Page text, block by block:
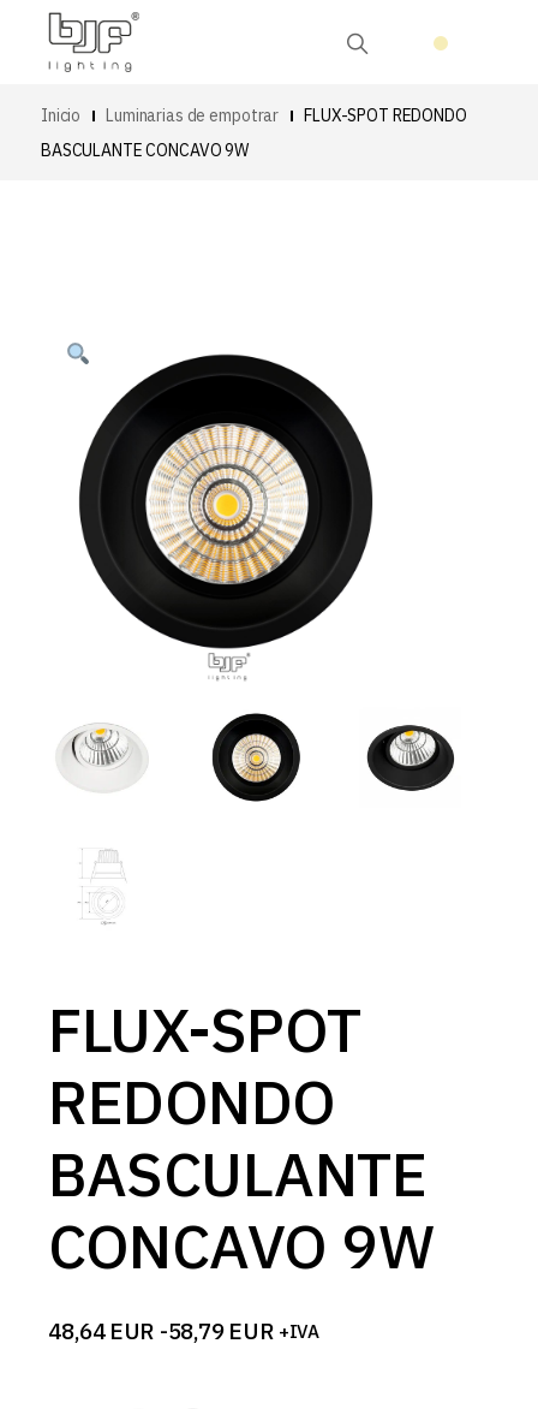
Inicio Luminarias de empotrar
FLUX-SPOT REDONDO
BASCULANTE CONCAVO 9W
FLUX-SPOT
REDONDO
BASCULANTE
CONCAVO 9W
48,64 EUR -58,79 EUR
Rango +IVA